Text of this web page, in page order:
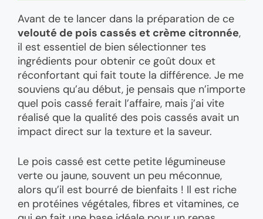
Avant de te lancer dans la préparation de ce
velouté de pois cassés et crème citronnée,
il est essentiel de bien sélectionner tes
ingrédients pour obtenir ce goût doux et
réconfortant qui fait toute la différence. Je me
souviens qu’au début, je pensais que n’importe
quel pois cassé ferait l’affaire, mais j’ai vite
réalisé que la qualité des pois cassés avait un
impact direct sur la texture et la saveur.
Le pois cassé est cette petite légumineuse
verte ou jaune, souvent un peu méconnue,
alors qu’il est bourré de bienfaits ! Il est riche
en protéines végétales, fibres et vitamines, ce